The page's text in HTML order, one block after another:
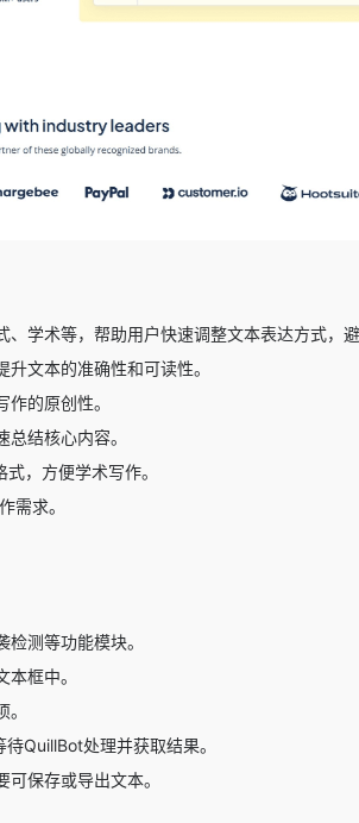
学术等，帮助用户快速调整文本表达方式，
文本的准确性和可读性。
的原创性。
结核心内容。
，方便学术写作。
需求。
测等功能模块。
框中。
QuillBot处理并获取结果。
保存或导出文本。